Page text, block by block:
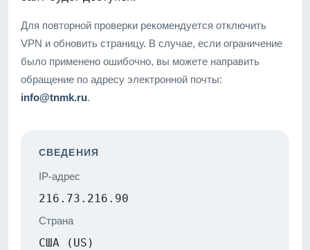
Для повторной проверки рекомендуется отключить
VPN и обновить страницу. В случае, если ограничение
было применено ошибочно, вы можете направить
обращение по адресу электронной почты:
info@tnmk.ru.
СВЕДЕНИЯ
IP-адрес
216.73.216.90
Страна
США (US)